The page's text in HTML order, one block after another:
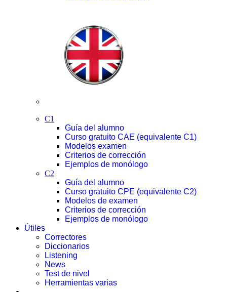
C1
Guía del alumno
Curso gratuito CAE (equivalente C1)
Modelos examen
Criterios de corrección
Ejemplos de monólogo
C2
Guía del alumno
Curso gratuito CPE (equivalente C2)
Modelos de examen
Criterios de corrección
Ejemplos de monólogo
Útiles
Correctores
Diccionarios
Listening
News
Test de nivel
Herramientas varias